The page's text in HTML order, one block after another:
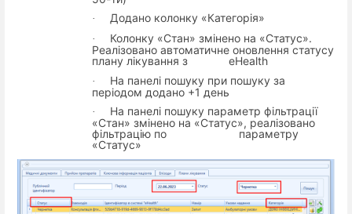
· Додано колонку «Категорія»
·
Колонку «Стан» змінено на «Статус».
Реалізовано автоматичне оновлення статусу
плану лікування з eHealth
·
На панелі пошуку при пошуку за
періодом додано +1 день
·
На панелі пошуку параметр фільтрації
«Стан» змінено на «Статус», реалізовано
фільтрацію по параметру
«Статус»